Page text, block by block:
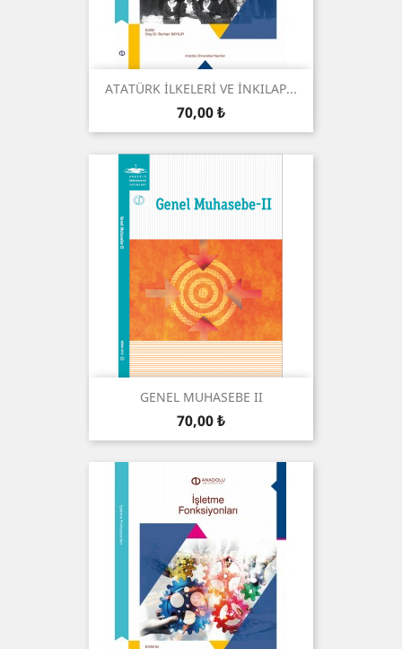
ATATÜRK İLKELERİ VE İNKILAP...
Preis
70,00 ₺
GENEL MUHASEBE II
Preis
70,00 ₺